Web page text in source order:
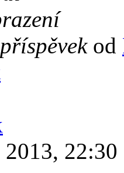
od
2013, 22:30